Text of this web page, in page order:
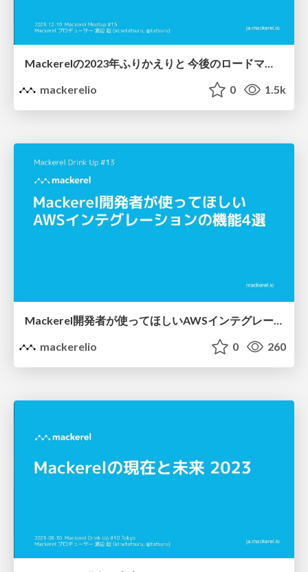
Mackerelの2023年ふりかえりと 今後のロードマップ
mackerelio
0 1.5k
mackerelio
0 260